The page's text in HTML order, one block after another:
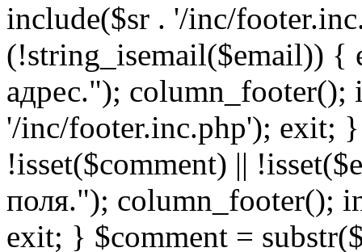
include($sr . '/inc/
(!string_isemail($email)) {
адрес."); column_footer();
'/inc/footer.inc.php'); exit;
!isset($comment) ||
поля."); column_footer();
exit; } $comment =